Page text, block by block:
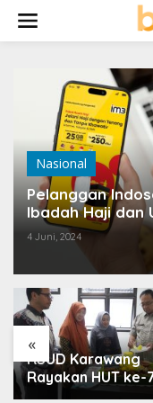
w
Nasional
Pelanggan
Ibadah Haji dan
4 Juni, 2024
«
RSUD Karawang
Rayakan HUT ke-